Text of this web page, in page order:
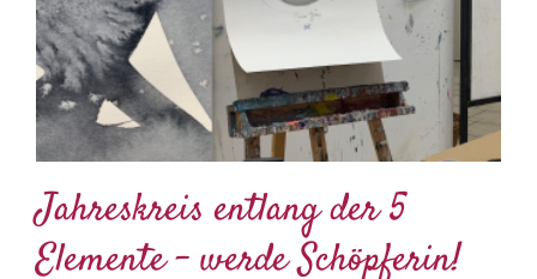
Jahreskreis entlang der 5
Elemente – werde Schöpferin!